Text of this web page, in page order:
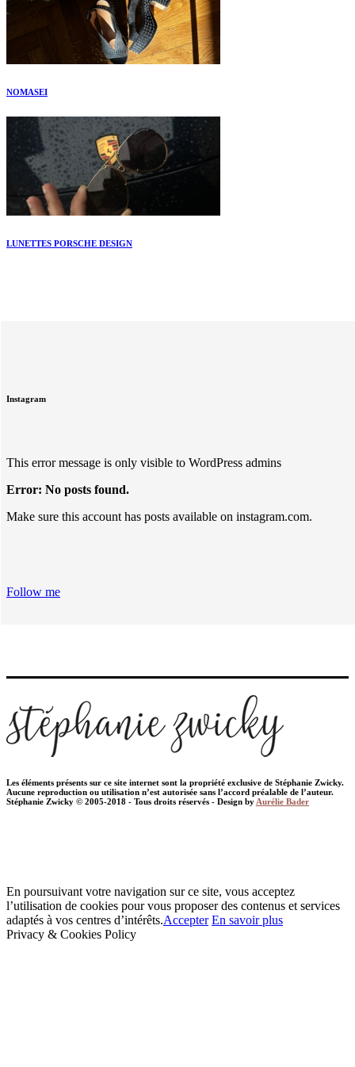
NOMASEI
LUNETTES PORSCHE DESIGN
Instagram
This error message is only visible to WordPress admins
Error: No posts found.
Make sure this account has posts available on instagram.com.
Follow me
Les éléments présents sur ce site internet sont la propriété exclusive de Stéphanie Zwicky.
Aucune reproduction ou utilisation n’est autorisée sans l’accord préalable de l’auteur.
Stéphanie Zwicky © 2005-2018 - Tous droits réservés - Design by Aurélie Bader
En poursuivant votre navigation sur ce site, vous acceptez
l’utilisation de cookies pour vous proposer des contenus et services
adaptés à vos centres d’intérêts.Accepter En savoir plus
Privacy & Cookies Policy